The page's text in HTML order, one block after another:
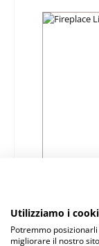
Utilizziamo i
Potremmo
migliorare il nostro